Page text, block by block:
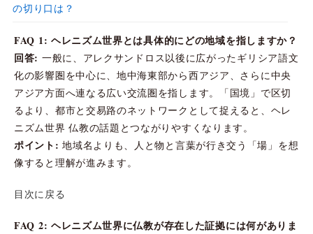
の切り口は？
FAQ 1: ヘレニズム世界とは具体的にどの地域を指しますか？
回答: 一般に、アレクサンドロス以後に広がったギリシア語文
化の影響圏を中心に、地中海東部から西アジア、さらに中央
アジア方面へ連なる広い交流圏を指します。「国境」で区切
るより、都市と交易路のネットワークとして捉えると、ヘレ
ニズム世界 仏教の話題とつながりやすくなります。
ポイント: 地域名よりも、人と物と言葉が行き交う「場」を想
像すると理解が進みます。
目次に戻る
FAQ 2: ヘレニズム世界に仏教が存在した証拠には何がありま